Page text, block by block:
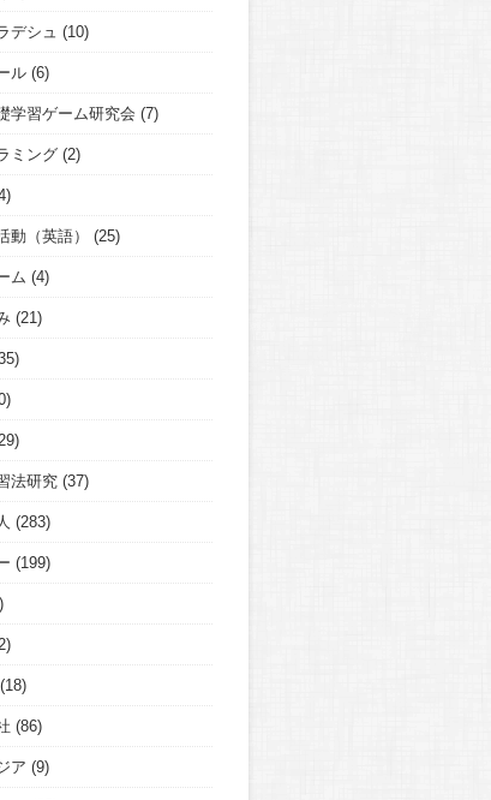
デシュ (10)
ル (6)
学習ゲーム研究会 (7)
ミング (2)
動（英語） (25)
ム (4)
(21)
法研究 (37)
(283)
(199)
(18)
(86)
ア (9)